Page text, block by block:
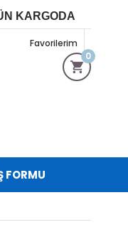
KARGODA
0
Favorilerim
FORMU